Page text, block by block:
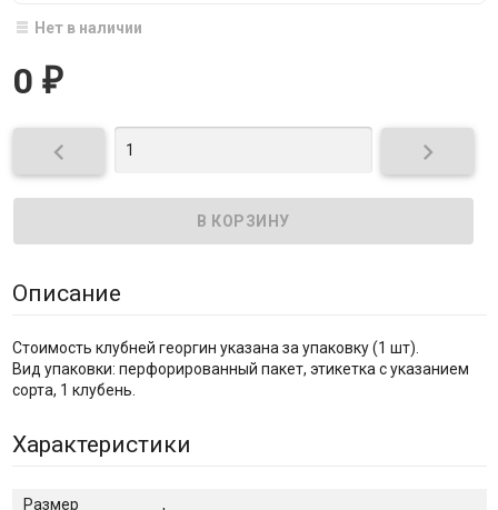
Нет в наличии
0 ₽
 
Описание
Стоимость клубней георгин указана за упаковку (1 шт).
Вид упаковки: перфорированный пакет, этикетка с указанием
сорта, 1 клубень.
Характеристики
Размер